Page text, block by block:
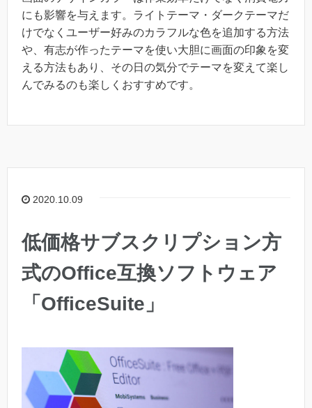
にも影響を与えます。ライトテーマ・ダークテーマだ
けでなくユーザー好みのカラフルな色を追加する方法
や、有志が作ったテーマを使い大胆に画面の印象を変
える方法もあり、その日の気分でテーマを変えて楽し
んでみるのも楽しくおすすめです。
2020.10.09
低価格サブスクリプション方
式のOffice互換ソフトウェア
「OfficeSuite」